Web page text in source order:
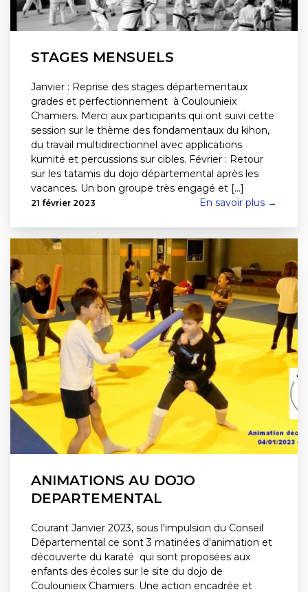
STAGES MENSUELS
Janvier : Reprise des stages départementaux
grades et perfectionnement à Coulounieix
Chamiers. Merci aux participants qui ont suivi cette
session sur le thème des fondamentaux du kihon,
du travail multidirectionnel avec applications
kumité et percussions sur cibles. Février : Retour
sur les tatamis du dojo départemental après les
vacances. Un bon groupe très engagé et [...]
21 février 2023 En savoir plus →
ANIMATIONS AU DOJO
DEPARTEMENTAL
Courant Janvier 2023, sous l'impulsion du Conseil
Départemental ce sont 3 matinées d'animation et
découverte du karaté qui sont proposées aux
enfants des écoles sur le site du dojo de
Coulounieix Chamiers. Une action encadrée et